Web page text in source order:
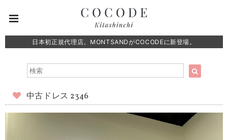
日本初正規代理店。MONTSANDがCOCODEに新登場。
中古ドレス 2346